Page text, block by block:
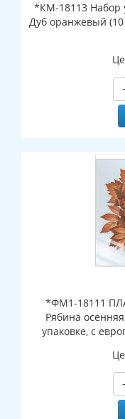
*КМ-18113 Набор
Дуб оранжевый
*ФМ1-18111
Рябина
упаковке, с